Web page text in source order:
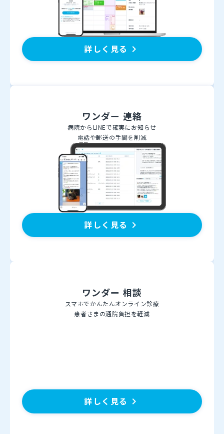
詳しく見る keyboard_arrow_right
ワンダー 連絡
病院からLINEで確実にお知らせ
電話や郵送の手間を削減
詳しく見る keyboard_arrow_right
ワンダー 相談
スマホでかんたんオンライン診療
患者さまの通院負担を軽減
詳しく見る keyboard_arrow_right